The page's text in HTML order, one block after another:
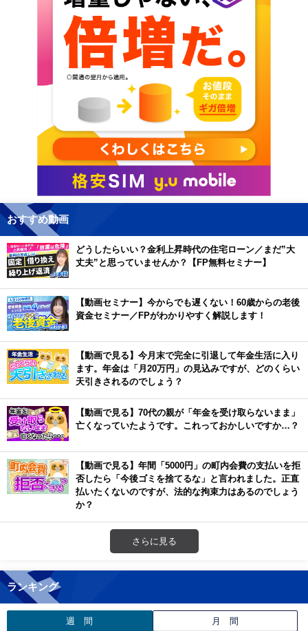
おすすめ動画
どうしたらいい？金利上昇時代の住宅ローン／まだ”大
丈夫”と思っていませんか？【FP無料セミナー】
【動画セミナー】今からでも遅くない！60歳からの老後
資金セミナー／FPがわかりやすく解説します！
【動画で見る】今月末で完全に引退して年金生活に入り
ます。年金は「月20万円」の見込みですが、どのくらい
天引きされるのでしょう？
【動画で見る】70代の親が「年金を受け取らないまま」
亡くなっていたようです。これっておかしいですか…？
【動画で見る】年間「5000円」の町内会費の支払いを拒
否したら「今後ゴミを捨てるな」と言われました。正直
払いたくないのですが、法的な拘束力はあるのでしょう
か？
さらに見る
ランキング
週 間 月 間